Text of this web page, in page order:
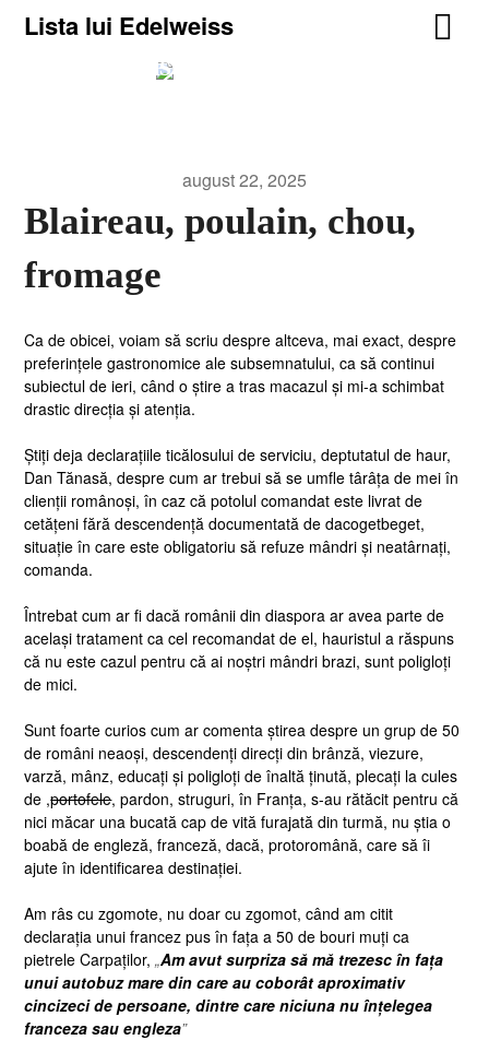
Lista lui Edelweiss
Lista lui Edelweiss
august 22, 2025
Blaireau, poulain, chou,
fromage
Ca de obicei, voiam să scriu despre altceva, mai exact, despre
preferințele gastronomice ale subsemnatului, ca să continui
subiectul de ieri, când o știre a tras macazul și mi-a schimbat
drastic direcția și atenția.
Știți deja declarațiile ticălosului de serviciu, deptutatul de haur,
Dan Tănasă, despre cum ar trebui să se umfle târâța de mei în
clienții românoși, în caz că potolul comandat este livrat de
cetățeni fără descendență documentată de dacogetbeget,
situație în care este obligatoriu să refuze mândri și neatârnați,
comanda.
Întrebat cum ar fi dacă românii din diaspora ar avea parte de
același tratament ca cel recomandat de el, hauristul a răspuns
că nu este cazul pentru că ai noștri mândri brazi, sunt poligloți
de mici.
Sunt foarte curios cum ar comenta știrea despre un grup de 50
de români neaoși, descendenți direcți din brânză, viezure,
varză, mânz, educați și poligloți de înaltă ținută, plecați la cules
de ,portofele, pardon, struguri, în Franța, s-au rătăcit pentru că
nici măcar una bucată cap de vită furajată din turmă, nu știa o
boabă de engleză, franceză, dacă, protoromână, care să îi
ajute în identificarea destinației.
Am râs cu zgomote, nu doar cu zgomot, când am citit
declarația unui francez pus în fața a 50 de bouri muți ca
pietrele Carpaților, „Am avut surpriza să mă trezesc în fața
unui autobuz mare din care au coborât aproximativ
cincizeci de persoane, dintre care niciuna nu înțelegea
franceza sau engleza”